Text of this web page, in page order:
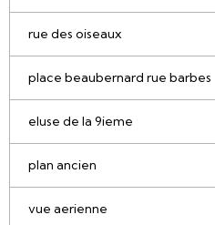
rue des oiseaux
place beaubernard rue barbes
eluse de la 9ieme
plan ancien
vue aerienne